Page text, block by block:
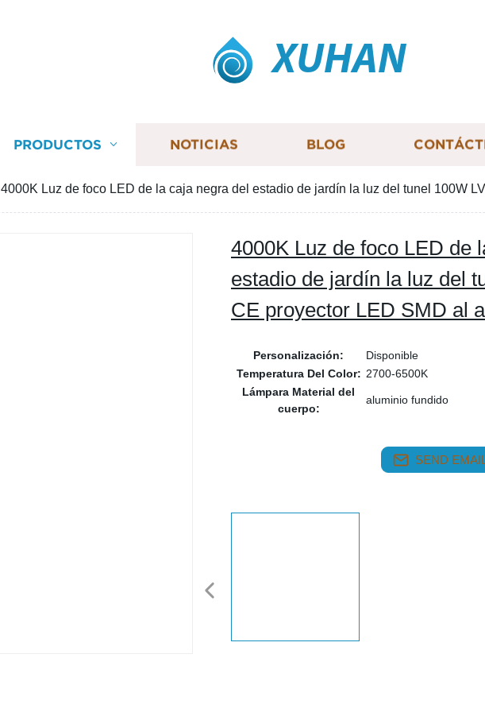
XUHAN
PRODUCTOS NOTICIAS BLOG
4000K Luz de foco LED de la caja negra del estadio de jardín la luz del tunel 100W
4000K Luz de foco LED de
estadio de jardín la luz del
CE proyector LED SMD al
Personalización:
Disponible
Temperatura Del Color: 2700-6500K
Lámpara Material del
cuerpo:
aluminio fundido
SEND